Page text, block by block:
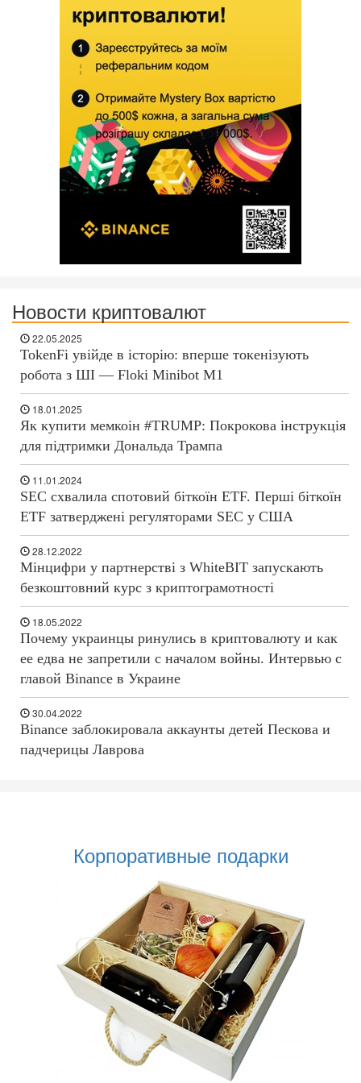
Новости криптовалют
22.05.2025
TokenFi увійде в історію: вперше токенізують
робота з ШІ — Floki Minibot M1
18.01.2025
Як купити мемкоін #TRUMP: Покрокова інструкція
для підтримки Дональда Трампа
11.01.2024
SEC схвалила спотовий біткоїн ETF. Перші біткоїн
ETF затверджені регуляторами SEC у США
28.12.2022
Мінцифри у партнерстві з WhiteBIT запускають
безкоштовний курс з криптограмотності
18.05.2022
Почему украинцы ринулись в криптовалюту и как
ее едва не запретили с началом войны. Интервью с
главой Binance в Украине
30.04.2022
Binance заблокировала аккаунты детей Пескова и
падчерицы Лаврова
Корпоративные подарки